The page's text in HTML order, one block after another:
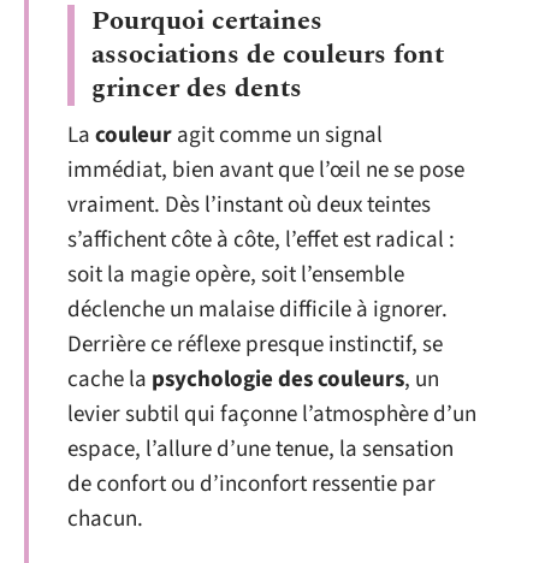
Pourquoi certaines
associations de couleurs font
grincer des dents
Lacouleuragit comme un signal
immédiat, bien avant que l’œil ne se pose
vraiment. Dès l’instant où deux teintes
s’affichent côte à côte, l’effet est radical :
soit la magie opère, soit l’ensemble
déclenche un malaise difficile à ignorer.
Derrière ce réflexe presque instinctif, se
cache la psychologie des couleurs, un
levier subtil qui façonne l’atmosphère d’un
espace, l’allure d’une tenue, la sensation
de confort ou d’inconfort ressentie par
chacun.